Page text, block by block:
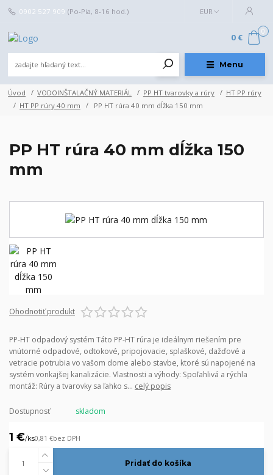
Menu
EUR
0902 527 909 (Po-Pia, 8-16 hod.)
0
0 €
Úvod VODOINŠTALAČNÝ MATERIÁL PP HT tvarovky a rúry
HT PP rúry
HT PP rúry 40 mm
PP HT rúra 40 mm dĺžka 150 mm
PP HT rúra 40 mm dĺžka 150
mm
Ohodnotiť produkt
PP-HT odpadový systém Táto PP-HT rúra je ideálnym riešením pre
vnútorné odpadové, odtokové, pripojovacie, splaškové, dažďové a
vetracie potrubia vo vašom dome alebo stavbe, ktoré sú napojené na
systém vonkajšej kanalizácie. Vlastnosti a výhody: Spoľahlivá a rýchla
montáž: Rúry a tvarovky sa ľahko s... celý popis
Dostupnosť skladom
1 €/ks0,81 €bez DPH
Pridať do košíka